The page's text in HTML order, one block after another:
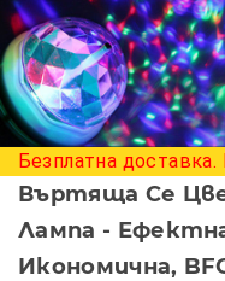
Безплатна
Въртяща Се
Лампа -
Икономична,